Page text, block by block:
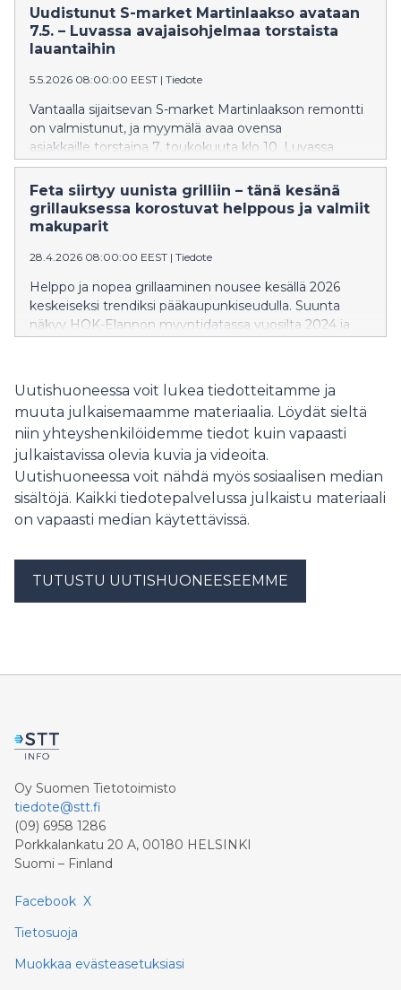
sekä uusia arkea helpottavia palveluita.
Uudistunut S-market Martinlaakso avataan
7.5. – Luvassa avajaisohjelmaa torstaista
lauantaihin
5.5.2026 08:00:00 EEST | Tiedote
Vantaalla sijaitsevan S-market Martinlaakson remontti
on valmistunut, ja myymälä avaa ovensa
asiakkaille torstaina 7. toukokuuta klo 10. Luvassa
on huikeita tarjouksia
sekä monipuolista avajaisohjelmaa koko perheelle.
Feta siirtyy uunista grilliin – tänä kesänä
grillauksessa korostuvat helppous ja valmiit
makuparit
28.4.2026 08:00:00 EEST | Tiedote
Helppo ja nopea grillaaminen nousee kesällä 2026
keskeiseksi trendiksi pääkaupunkiseudulla. Suunta
näkyy HOK-Elannon myyntidatassa vuosilta 2024 ja
vaivatonta onnistua. Tänä kesänä muun
muassa täyteläinen fetajuusto siirtyy uunista grilliin.
Uutishuoneessa voit lukea tiedotteitamme ja
muuta julkaisemaamme materiaalia. Löydät sieltä
niin yhteyshenkilöidemme tiedot kuin vapaasti
julkaistavissa olevia kuvia ja videoita.
Uutishuoneessa voit nähdä myös sosiaalisen median
sisältöjä. Kaikki tiedotepalvelussa julkaistu materiaali
on vapaasti median käytettävissä.
TUTUSTU UUTISHUONEESEEMME
Oy Suomen Tietotoimisto
tiedote@stt.fi
(09) 6958 1286
Porkkalankatu 20 A, 00180 HELSINKI
Suomi – Finland
Facebook X
Tietosuoja
Muokkaa evästeasetuksiasi